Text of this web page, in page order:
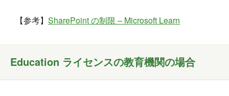
【参考】 SharePoint の制限 – Microsoft Learn
Education ライセンスの教育機関の場合